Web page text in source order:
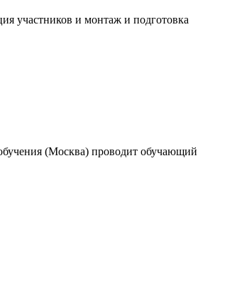
участников и монтаж и подготовка
(Москва) проводит обучающий